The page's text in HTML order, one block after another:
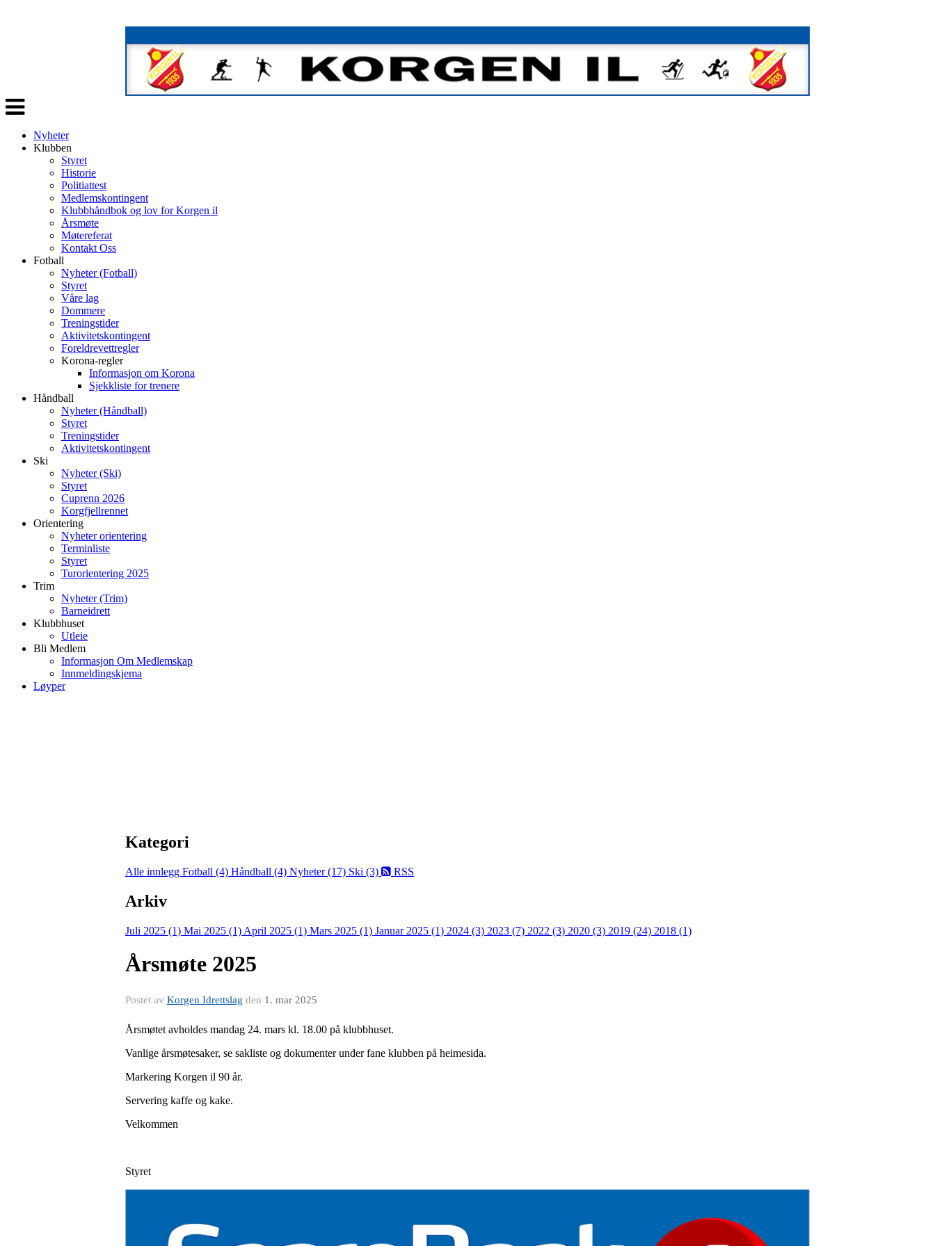
Veksle
navigasjon
Nyheter
Klubben
Styret
Historie
Politiattest
Medlemskontingent
Klubbhåndbok og lov for Korgen il
Årsmøte
Møtereferat
Kontakt Oss
Fotball
Nyheter (Fotball)
Styret
Våre lag
Dommere
Treningstider
Aktivitetskontingent
Foreldrevettregler
Korona-regler
Informasjon om Korona
Sjekkliste for trenere
Håndball
Nyheter (Håndball)
Styret
Treningstider
Aktivitetskontingent
Ski
Nyheter (Ski)
Styret
Cuprenn 2026
Korgfjellrennet
Orientering
Nyheter orientering
Terminliste
Styret
Turorientering 2025
Trim
Nyheter (Trim)
Barneidrett
Klubbhuset
Utleie
Bli Medlem
Informasjon Om Medlemskap
Innmeldingskjema
Løyper
Kategori
Alle innlegg Fotball (4) Håndball (4) Nyheter (17) Ski (3) RSS
Arkiv
Juli 2025 (1) Mai 2025 (1) April 2025 (1) Mars 2025 (1) Januar 2025 (1) 2024 (3) 2023 (7) 2022 (3) 2020 (3) 2019 (24) 2018 (1)
Årsmøte 2025
Postet av Korgen Idrettslag den 1. mar 2025
Årsmøtet avholdes mandag 24. mars kl. 18.00 på klubbhuset.
Vanlige årsmøtesaker, se sakliste og dokumenter under fane klubben på heimesida.
Markering Korgen il 90 år.
Servering kaffe og kake.
Velkommen
Styret